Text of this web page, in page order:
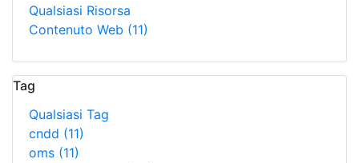
Qualsiasi Risorsa
Contenuto Web (11)
Tag
Qualsiasi Tag
cndd (11)
oms (11)